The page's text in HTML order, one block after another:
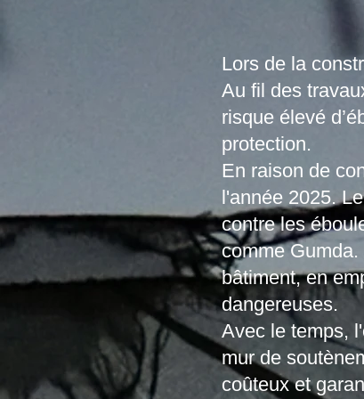
Lors de la
Au fil des
risque élevé
protection.
En raison de
l'année 2025.
contre les
comme
bâtiment, en
dangereuses.
Avec le temps,
mur de
coûteux et